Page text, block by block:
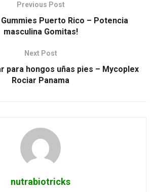
Previous Post
Gummies Puerto Rico – Potencia
masculina Gomitas!
Next Post
para hongos uñas pies – Mycoplex
Rociar Panama
nutrabiotricks